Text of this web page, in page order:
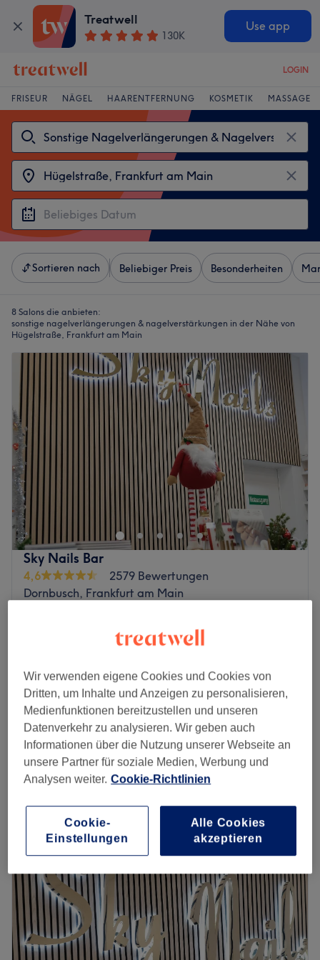
Treatwell
130K
Use app
LOGIN
FRISEUR NÄGEL HAARENTFERNUNG KOSMETIK MASSAGE
Sortieren nach Beliebiger Preis Besonderheiten
8 Salons die anbieten:
sonstige nagelverlängerungen & nagelverstärkungen in der Nähe von
Hügelstraße, Frankfurt am Main
Sky Nails Bar
4,6
2579 Bewertungen
Dornbusch, Frankfurt am Main
Nagelmodellage - Neues Set mit Pulver-Gel
Nagelmodellage - Neues Set mit UV-Gel
1 Std.
ab
Zehnagelmodellage - Neues Set / Auffüllen mit
Pulver ( Verlängerung)
1 Std.
Schnellansicht Saloninfos
Montag 08:00–21:00
Dienstag
08:00–21:00
Mittwoch
08:00–21:00
Donnerstag
08:00–21:00
Freitag
08:00–21:00
Samstag
08:00 – 21:00
Sonntag
Geschlossen
Träumst du von perfekt gestylten Nägeln nach den
Wir verwenden eigene Cookies und Cookies von
Dritten, um Inhalte und Anzeigen zu personalisieren,
Medienfunktionen bereitzustellen und unseren
Datenverkehr zu analysieren. Wir geben auch
Informationen über die Nutzung unserer Webseite an
unsere Partner für soziale Medien, Werbung und
Analysen weiter. Cookie-Richtlinien
Cookie-
Einstellungen
Alle Cookies
akzeptieren